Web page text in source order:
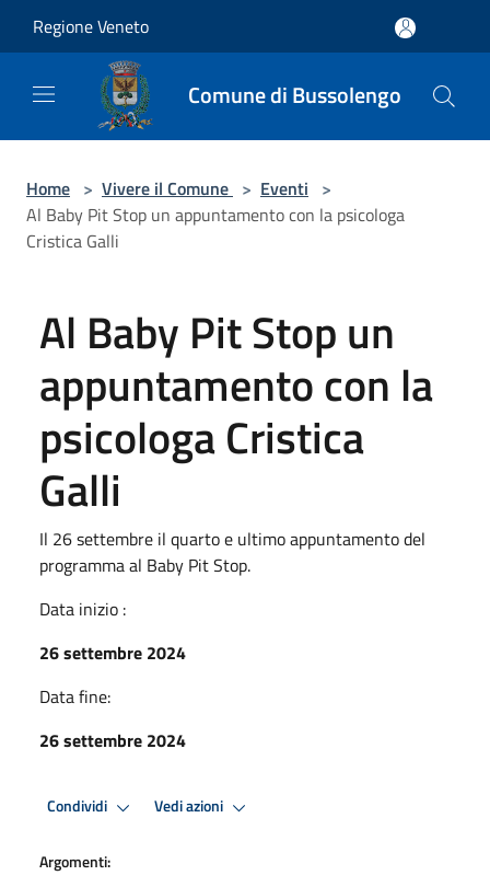
Regione Veneto
Comune di Bussolengo
Home > Vivere il Comune > Eventi >
Al Baby Pit Stop un appuntamento con la psicologa
Cristica Galli
Al Baby Pit Stop un
appuntamento con la
psicologa Cristica
Galli
Il 26 settembre il quarto e ultimo appuntamento del
programma al Baby Pit Stop.
Data inizio :
26 settembre 2024
Data fine:
26 settembre 2024
Condividi Vedi azioni
Argomenti: